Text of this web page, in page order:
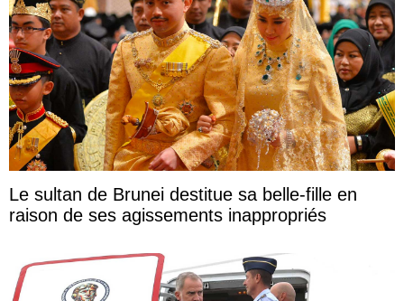
Le sultan de Brunei destitue sa belle-fille en
raison de ses agissements inappropriés